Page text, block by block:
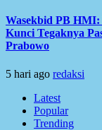
Wasekbid PB
Kunci Tegaknya
Prabowo
5 hari ago redaksi
Latest
Popular
Trending